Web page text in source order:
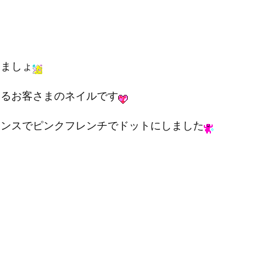
しょ
お客さまのネイルです
スでピンクフレンチでドットにしました